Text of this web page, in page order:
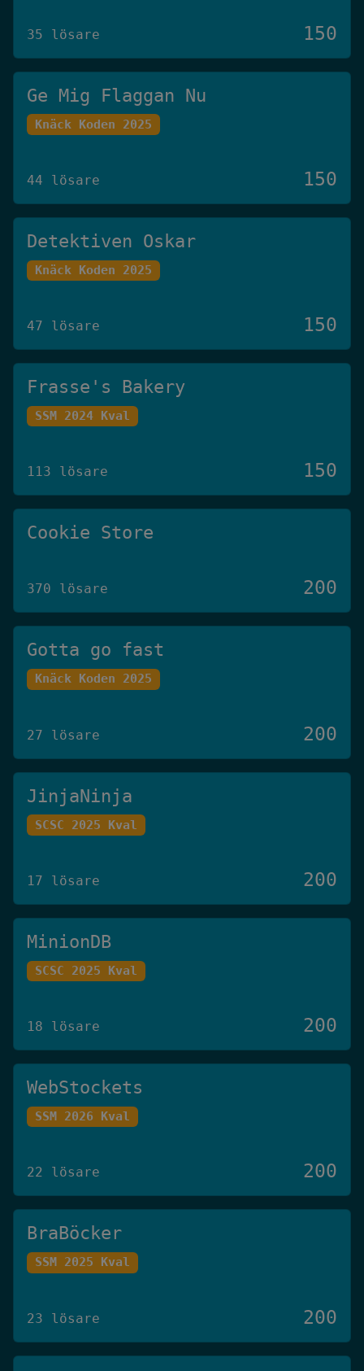
35 lösare 150
Ge Mig Flaggan Nu
Knäck Koden 2025
44 lösare 150
Detektiven Oskar
Knäck Koden 2025
47 lösare 150
Frasse's Bakery
SSM 2024 Kval
113 lösare 150
Cookie Store
370 lösare 200
Gotta go fast
Knäck Koden 2025
27 lösare 200
JinjaNinja
SCSC 2025 Kval
17 lösare 200
MinionDB
SCSC 2025 Kval
18 lösare 200
WebStockets
SSM 2026 Kval
22 lösare 200
BraBöcker
SSM 2025 Kval
23 lösare 200